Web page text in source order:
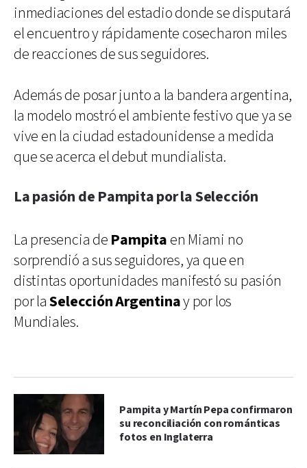
inmediaciones del estadio donde se disputará
el encuentro y rápidamente cosecharon miles
de reacciones de sus seguidores.
Además de posar junto a la bandera argentina,
la modelo mostró el ambiente festivo que ya se
vive en la ciudad estadounidense a medida
que se acerca el debut mundialista.
La pasión de Pampita por la Selección
La presencia de Pampita en Miami no
sorprendió a sus seguidores, ya que en
distintas oportunidades manifestó su pasión
por laSelección Argentinay por los
Mundiales.
Pampita y Martín Pepa confirmaron
su reconciliación con románticas
fotos en Inglaterra